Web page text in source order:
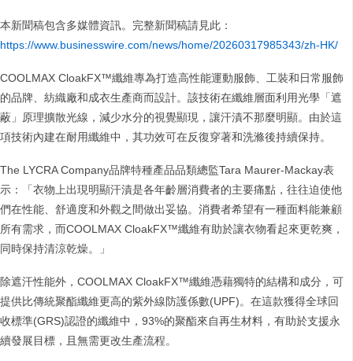
本新聞稿包含多媒體資訊。完整新聞稿請見此：
https://www.businesswire.com/news/home/20260317985343/zh-HK/
COOLMAX CloakFX™纖維專為打造高性能運動服飾、工裝和日常服飾
的品牌、紡織廠和成衣生產商而設計。該技術在纖維層面利用光學「遮
蔽」原理擴散光線，減少水分的視覺顯現，讓汗漬不那麼明顯。由於這
項技術內建在耐用纖維中，其功效可在反復穿著和洗滌後持續保持。
The LYCRA Company品牌特種產品品類總監Tara Maurer-Mackay表
示：「衣物上出現明顯汗漬是各年齡層消費者的主要痛點，往往迫使他
們在性能、舒適度和外觀之間做出妥協。消費者希望有一種面料能兼顧
所有需求，而COOLMAX CloakFX™纖維有助於讓衣物看起來更乾爽，
同時保持清涼乾燥。」
除遮汗性能外，COOLMAX CloakFX™纖維憑藉獨特的結構和成分，可
提供比傳統聚酯纖維更高的紫外線防護係數(UPF)。在這款獲得全球回
收標準(GRS)認證的纖維中，93%的聚酯來自再生材料，有助於支援永
續發展目標，且無需更改生產流程。